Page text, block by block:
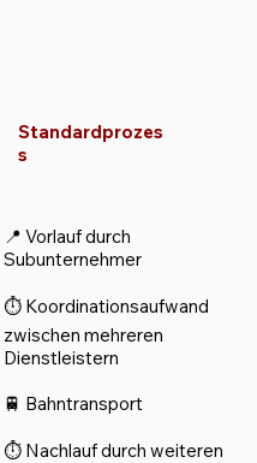
Standardprozes
s
📍 Vorlauf durch
Subunternehmer
⏱ Koordinationsaufwand
zwischen mehreren
Dienstleistern
🚆 Bahntransport
⏱ Nachlauf durch weiteren